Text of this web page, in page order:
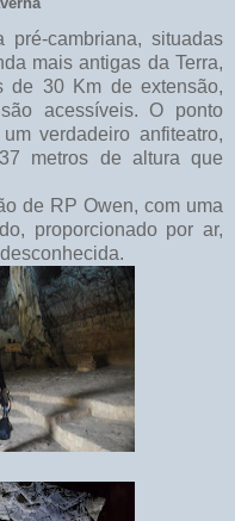
pré-cambriana, situadas
mais antigas da Terra,
de 30 Km de extensão,
acessíveis. O ponto
verdadeiro anfiteatro,
metros de altura que
de RP Owen, com uma
proporcionado por ar,